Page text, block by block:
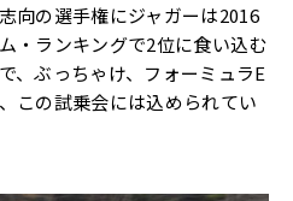
向の選手権にジャガーは2016
・ランキングで2位に食い込む
、ぶっちゃけ、フォーミュラE
この試乗会には込められてい